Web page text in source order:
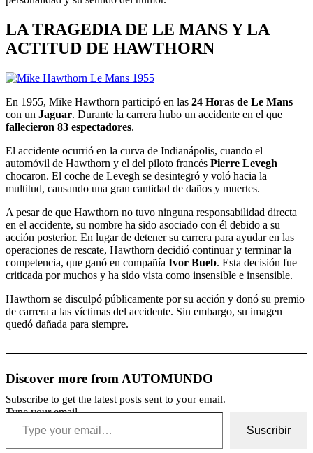
LA TRAGEDIA DE LE MANS Y LA
ACTITUD DE HAWTHORN
En 1955, Mike Hawthorn participó en las 24 Horas de Le Mans
con un Jaguar. Durante la carrera hubo un accidente en el que
fallecieron 83 espectadores.
El accidente ocurrió en la curva de Indianápolis, cuando el
automóvil de Hawthorn y el del piloto francés Pierre Levegh
chocaron. El coche de Levegh se desintegró y voló hacia la
multitud, causando una gran cantidad de daños y muertes.
A pesar de que Hawthorn no tuvo ninguna responsabilidad directa
en el accidente, su nombre ha sido asociado con él debido a su
acción posterior. En lugar de detener su carrera para ayudar en las
operaciones de rescate, Hawthorn decidió continuar y terminar la
competencia, que ganó en compañía Ivor Bueb. Esta decisión fue
criticada por muchos y ha sido vista como insensible e insensible.
Hawthorn se disculpó públicamente por su acción y donó su premio
de carrera a las víctimas del accidente. Sin embargo, su imagen
quedó dañada para siempre.
Discover more from AUTOMUNDO
Subscribe to get the latest posts sent to your email.
Type your email…
Suscribir